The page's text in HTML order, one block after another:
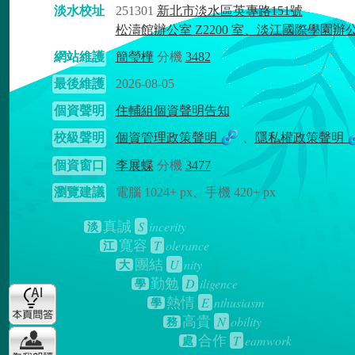
淡水校址 251301 新北市淡水區英專路151號
松濤館辦公室 Z2200 室、淡江國際學園辦
網站維護
簡瑩樺分機 3482
最後維護
2026-08-05
個資聲明
住輔組個資聲明告知
校級聲明
個資管理政策聲明 隱私權政策聲明
個資窗口 李展蝶 分機 3477
瀏覽建議
電腦 1024+ px、手機 420+ px
淡 真誠 S incerity
江 寬容 T olerance
大 團結 U nity
學 勤勉 D iligence
學 熱情 E nthusiasm
務 高貴 N obility
處 合作 T eamwork